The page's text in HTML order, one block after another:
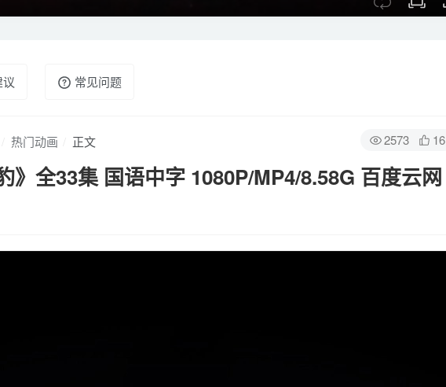
常见问题
2573 16
热门动画 正文
》全33集 国语中字 1080P/MP4/8.58G 百度云网